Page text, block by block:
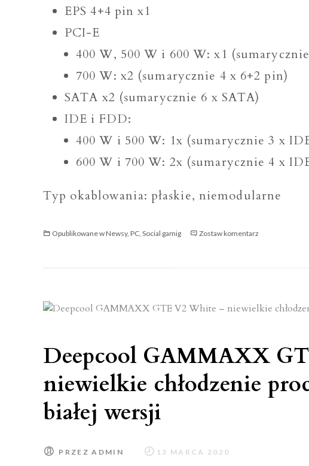
EPS 4+4 pin x1
PCI-E
400 W, 500 W i 600 W: x1
700 W: x2 (sumarycznie 4 x 6+2 pin)
SATA x2 (sumarycznie 6 x SATA)
IDE i FDD:
400 W i 500 W: 1x (sumarycznie 3 x
600 W i 700 W: 2x (sumarycznie 4 x
Typ okablowania: płaskie, niemodularne
Opublikowane wNewsy, PC, Social gamig Zostaw komentarz
zasilacze
dla
każdego
Deepcool GAMMAXX
niewielkie chłodzenie
białej wersji
PRZEZADMIN